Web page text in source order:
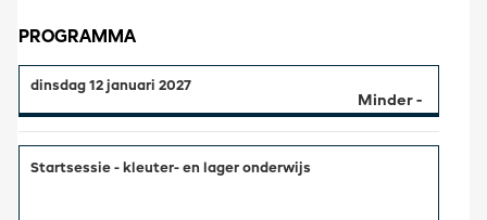
PROGRAMMA
dinsdag 12 januari 2027
Startsessie - kleuter- en lager onderwijs